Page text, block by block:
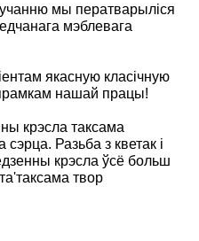
мы ператварыліся
мэблевага
якасную класічную
нашай працы!
крэсла таксама
Разьба з кветак і
крэсла ўсё больш
твор